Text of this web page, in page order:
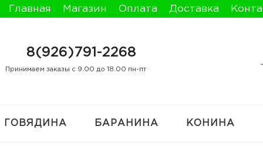
Главная Магазин Оплата Доставка
8(926)791-2268
Принимаем заказы с 9.00 до 18.00 пн-пт
ГОВЯДИНА БАРАНИНА КОНИНА